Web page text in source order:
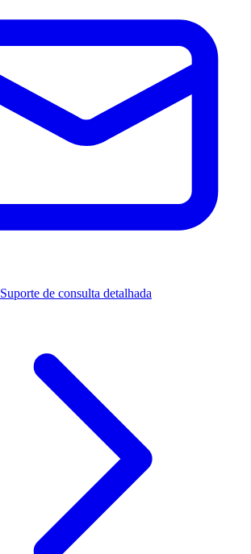
Suporte de consulta detalhada